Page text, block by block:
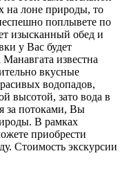
на лоне природы, то
поплывете по
изысканный обед и
у Вас будет
известна
вкусные
водопадов,
высотой, зато вода в
за потоками, Вы
В рамках
приобрести
Стоимость экскурсии